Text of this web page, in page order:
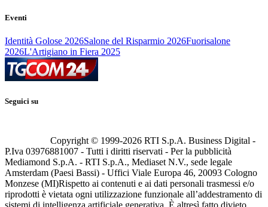
Eventi
Identità Golose 2026Salone del Risparmio 2026Fuorisalone
2026L'Artigiano in Fiera 2025
Seguici su
Copyright © 1999-2026 RTI S.p.A. Business Digital -
P.Iva 03976881007 - Tutti i diritti riservati - Per la pubblicità
Mediamond S.p.A. - RTI S.p.A., Mediaset N.V., sede legale
Amsterdam (Paesi Bassi) - Uffici Viale Europa 46, 20093 Cologno
Monzese (MI)Rispetto ai contenuti e ai dati personali trasmessi e/o
riprodotti è vietata ogni utilizzazione funzionale all’addestramento di